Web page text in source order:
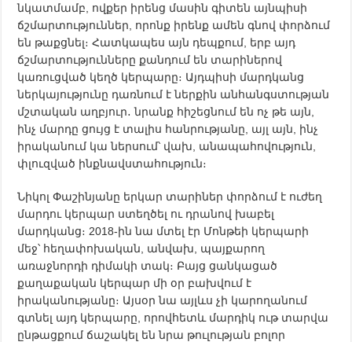
նկատմամբ, ովքեր իրենց մասին գիտեն այնպիսի
ճշմարտություններ, որոնք իրենք ամեն գնով փորձում
են թաքցնել։ Հատկապես այն դեպքում, երբ այդ
ճշմարտությունները քանդում են տարիներով
կառուցված կեղծ կերպարը։ Այդպիսի մարդկանց
ներկայությունը դառնում է ներքին անհանգստության
մշտական աղբյուր․ նրանք հիշեցնում են ոչ թե այն,
ինչ մարդը ցույց է տալիս հանրությանը, այլ այն, ինչ
իրականում կա ներսում՝ վախ, անապահովություն,
փլուզված ինքնավստահություն։
Նիկոլ Փաշինյանը երկար տարիներ փորձում է ուժեղ
մարդու կերպար ստեղծել ու դրանով խաբել
մարդկանց։ 2018-ին նա մտել էր Մոնթեի կերպարի
մեջ՝ հեղափոխական, անվախ, պայքարող
առաջնորդի դիմակի տակ։ Բայց ցանկացած
քաղաքական կերպար մի օր բախվում է
իրականությանը։ Այսօր նա այլևս չի կարողանում
գտնել այդ կերպարը, որովհետև մարդիկ ութ տարվա
ընթացքում ճաշակել են նրա թուլության բոլոր